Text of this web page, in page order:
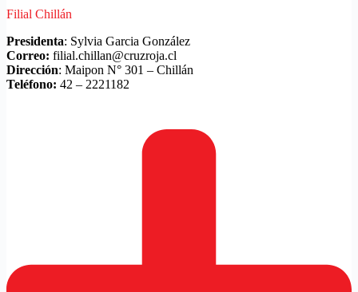
Filial Chillán
Presidenta: Sylvia Garcia González
Correo: filial.chillan@cruzroja.cl
Dirección: Maipon N° 301 – Chillán
Teléfono: 42 – 2221182